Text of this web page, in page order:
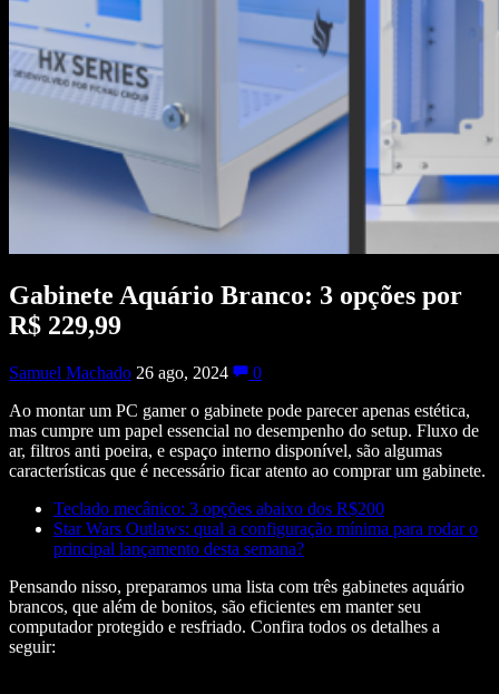
Gabinete Aquário Branco: 3 opções por
R$ 229,99
Samuel Machado 26 ago, 2024
0
Ao montar um PC gamer o gabinete pode parecer apenas estética,
mas cumpre um papel essencial no desempenho do setup. Fluxo de
ar, filtros anti poeira, e espaço interno disponível, são algumas
características que é necessário ficar atento ao comprar um gabinete.
Teclado mecânico: 3 opções abaixo dos R$200
Star Wars Outlaws: qual a configuração mínima para rodar o
principal lançamento desta semana?
Pensando nisso, preparamos uma lista com três gabinetes aquário
brancos, que além de bonitos, são eficientes em manter seu
computador protegido e resfriado. Confira todos os detalhes a
seguir: